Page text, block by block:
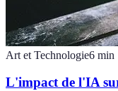
Art et Technologie6 min
L'impact de l'IA